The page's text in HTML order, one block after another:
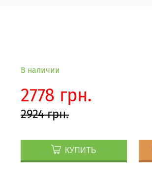
В наличии
2778 грн.
2924 грн.
КУПИТЬ